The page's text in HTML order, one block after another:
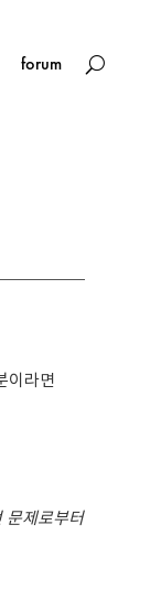
forum
이라면
문제로부터